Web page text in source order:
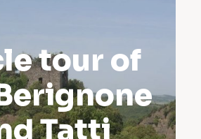
tour of
Tatti